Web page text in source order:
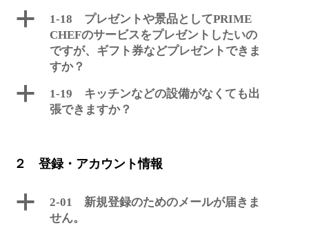
a
1-18 プレゼントや景品としてPRIME
CHEFのサービスをプレゼントしたいの
ですが、ギフト券などプレゼントできま
すか？
a
1-19 キッチンなどの設備がなくても出
張できますか？
２ 登録・アカウント情報
a
2-01 新規登録のためのメールが届きま
せん。